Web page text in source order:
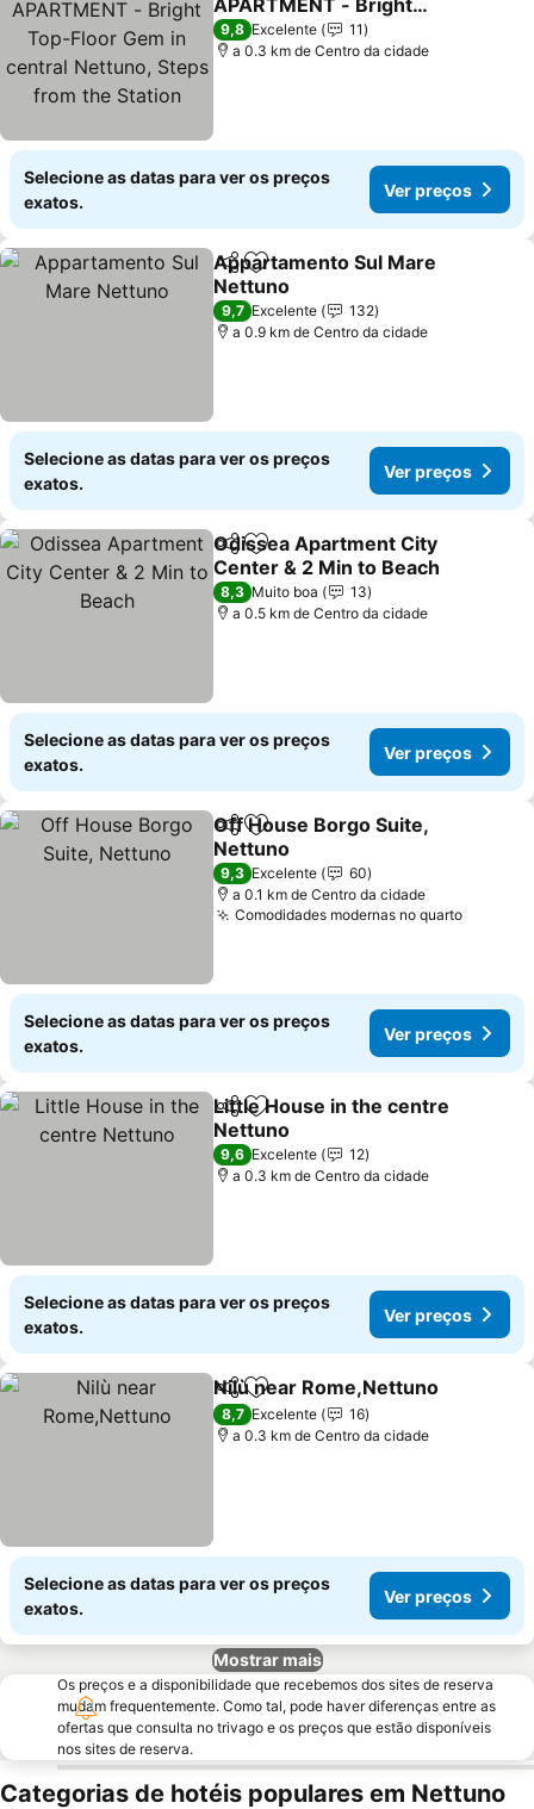
APARTMENT - Bright
Top-Floor Gem in central
Nettuno, Steps from the
Ver preços
9,8 Excelente
11
a 0.3 km de Centro da cidade
Selecione as datas para ver os preços
exatos.
Ver preços
PartilharAdicionar aos favoritos
Appartamento Sul Mare
Nettuno
Ver preços
9,7 Excelente
132
a 0.9 km de Centro da cidade
Selecione as datas para ver os preços
exatos.
Ver preços
PartilharAdicionar aos favoritos
Odissea Apartment City
Center & 2 Min to Beach
Ver preços
8,3 Muito boa
13
a 0.5 km de Centro da cidade
Selecione as datas para ver os preços
exatos.
Ver preços
PartilharAdicionar aos favoritos
Off House Borgo Suite,
Nettuno
Ver preços
9,3 Excelente
60
a 0.1 km de Centro da cidade
Comodidades modernas no quartoVer
Selecione as datas para ver os preços
exatos.
Ver preços
PartilharAdicionar aos favoritos
Little House in the centre
Nettuno
Ver preços
9,6 Excelente
12
a 0.3 km de Centro da cidade
Selecione as datas para ver os preços
exatos.
Ver preços
PartilharAdicionar aos favoritos
Nilù near Rome,Nettuno
8,7 Excelente
16
a 0.3 km de Centro da cidade
Selecione as datas para ver os preços
exatos.
Ver preços
Mostrar mais
Os preços e a disponibilidade que recebemos dos sites de reserva
mudam frequentemente. Como tal, pode haver diferenças entre as
ofertas que consulta no trivago e os preços que estão disponíveis
nos sites de reserva.
Categorias de hotéis populares em Nettuno